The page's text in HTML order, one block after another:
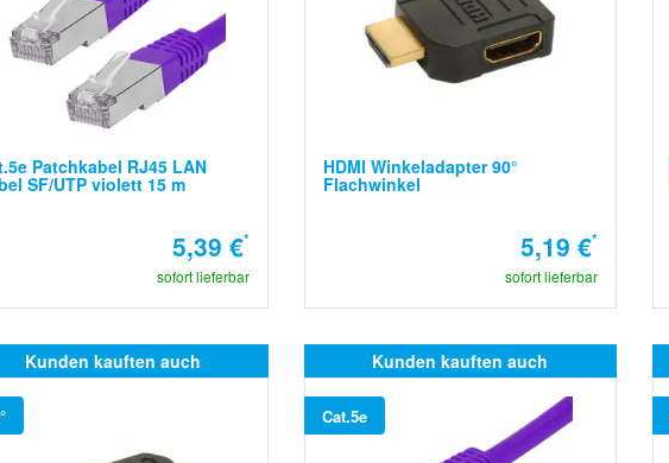
Patchkabel RJ45 LAN
SF/UTP violett 15 m
5,39 €*
sofort lieferbar
HDMI Winkeladapter 90°
Flachwinkel
5,19 €*
sofort lieferbar
Kunden kauften auch Kunden kauften auch
Cat.5e